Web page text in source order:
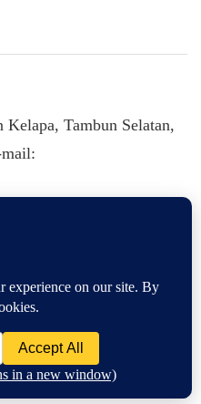
Tambun Selatan,
Copyright (C) 2026